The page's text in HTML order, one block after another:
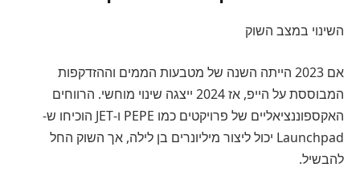
השינוי במצב השוק
אם 2023 הייתה השנה של מטבעות הממים וההזדקפות
המבוססת על הייפ, אז 2024 ייצגה שינוי מוחשי. הרווחים
האקספוננציאליים של פרויקטים כמו PEPE ו-JET הוכיחו ש-
Launchpad יכול ליצור מיליונרים בן לילה, אך השוק החל
להבשיל.